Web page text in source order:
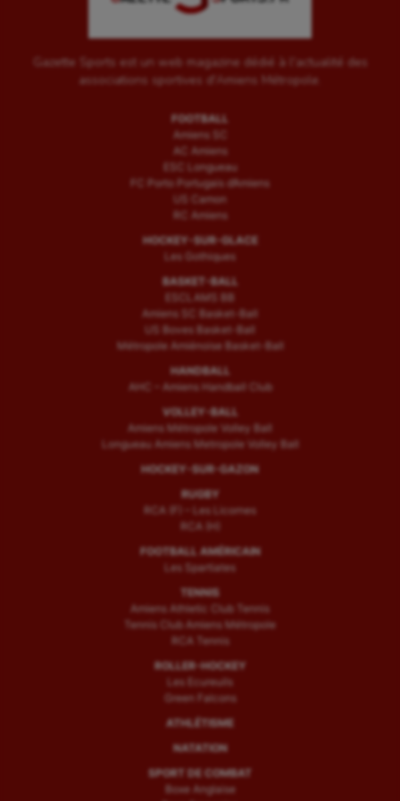
Ultimate frisbee
UNSS
Water-polo
Gazette Sports est un web magazine dédié à l'actualité des
associations sportives d'Amiens Métropole.
FOOTBALL
Amiens SC
AC Amiens
ESC Longueau
FC Porto Portugais d’Amiens
US Camon
RC Amiens
HOCKEY-SUR-GLACE
Les Gothiques
BASKET-BALL
ESCLAMS BB
Amiens SC Basket-Ball
US Boves Basket-Ball
Métropole Amiénoise Basket-Ball
HANDBALL
AHC – Amiens Handball Club
VOLLEY-BALL
Amiens Métropole Volley Ball
Longueau Amiens Metropole Volley Ball
HOCKEY-SUR-GAZON
RUGBY
RCA (F) – Les Licornes
RCA (H)
FOOTBALL AMÉRICAIN
Les Spartiates
TENNIS
Amiens Athletic Club Tennis
Tennis Club Amiens Métropole
RCA Tennis
ROLLER-HOCKEY
Les Ecureuils
Green Falcons
ATHLÉTISME
NATATION
SPORT DE COMBAT
Boxe Anglaise